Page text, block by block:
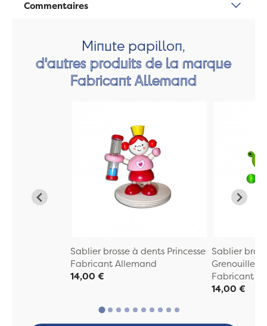
Commentaires
Minute papillon,
d'autres produits de la marque
Fabricant Allemand
Sablier brosse à dents Princesse
Fabricant Allemand
14,00 €
Sablier
Grenouille
Fabricant
14,00 €